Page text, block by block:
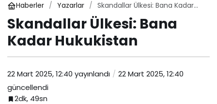
Haberler Yazarlar
Skandallar Ülkesi: Bana Kadar
Hukukistan
Skandallar Ülkesi: Bana
Kadar Hukukistan
22 Mart 2025, 12:40 yayınlandı
22 Mart 2025, 12:40
güncellendi
2dk, 49sn